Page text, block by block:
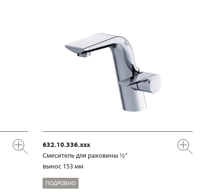
632.10.336.xxx
Смеситель для раковины ½“
вынос 153 мм
ПОДРОБНО